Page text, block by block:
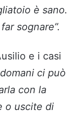
è sano.
sognare”.
e i casi
ci può
con la
o uscite di